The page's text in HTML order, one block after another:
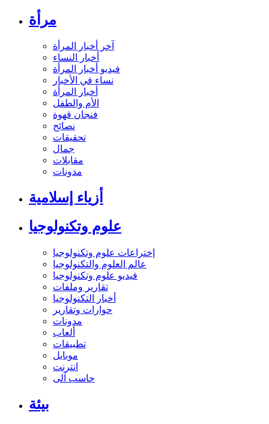
مرأة
آخر أخبار المرأة
أخبار النساء
فيديو أخبار المرأة
نساء في الأخبار
أخبار المرأة
الأم والطفل
فنجان قهوة
نصائح
تحقيقات
جمال
مقابلات
مدونات
أزياء إسلامية
علوم وتكنولوجيا
إختراعات علوم وتكنولوجيا
عالم العلوم والتكنولوجيا
فيديو علوم وتكنولوجيا
تقارير وملفات
أخبار التكنولوجيا
حوارات وتقارير
مدونات
ألعاب
تطبيقات
موبايل
انترنت
حاسب آلى
بيئة